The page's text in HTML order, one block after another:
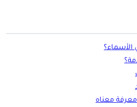
الأسماء؟
معناه